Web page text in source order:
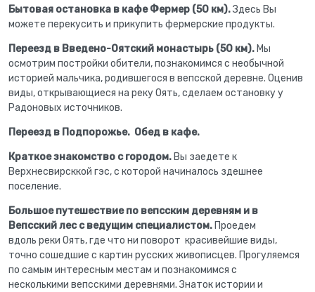
Бытовая остановка в кафе Фермер (50 км).Здесь Вы
можете перекусить и прикупить фермерские продукты.
Переезд в Введено-Оятский монастырь (50 км). Мы
осмотрим постройки обители, познакомимся с необычной
историей мальчика, родившегося в вепсской деревне. Оценив
виды, открывающиеся на реку Оять, сделаем остановку у
Радоновых источников.
Переезд в Подпорожье. Обед в кафе.
Краткое знакомство с городом. Вы заедете к
Верхнесвирсккой гэс, с которой начиналось здешнее
поселение.
Большое путешествие по вепсским деревням и в
Вепсский лес с ведущим специалистом. Проедем
вдоль реки Оять, где что ни поворот красивейшие виды,
точно сошедшие с картин русских живописцев. Прогуляемся
по самым интересным местам и познакомимся с
несколькими вепсскими деревнями. Знаток истории и